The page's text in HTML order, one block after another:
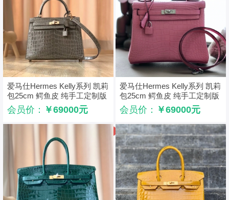
爱马仕Hermes Kelly系列 凯莉
包25cm 鳄鱼皮 纯手工定制版
斑鸠灰
会员价： ￥69000元
爱马仕Hermes Kelly系列 凯莉
包25cm 鳄鱼皮 纯手工定制版
樱花粉
会员价： ￥69000元